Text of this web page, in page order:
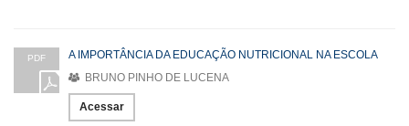
PDF
A IMPORTÂNCIA DA EDUCAÇÃO NUTRICIONAL NA ESCOLA
BRUNO PINHO DE LUCENA
Acessar